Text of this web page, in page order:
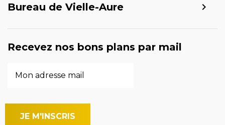
Bureau de Vielle-Aure
Recevez nos bons plans par mail